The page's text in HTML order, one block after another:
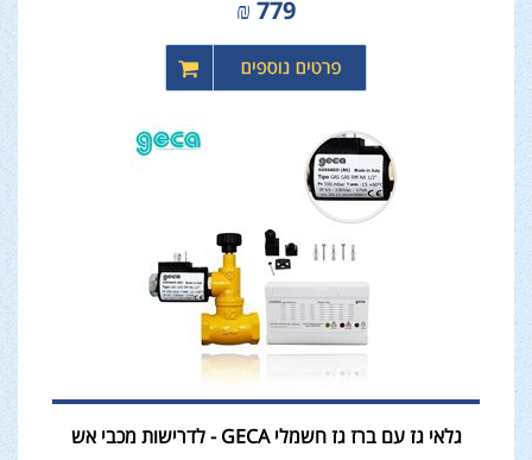
779
₪
גלאי גז עם ברז גז חשמלי GECA - לדרישות מכבי אש